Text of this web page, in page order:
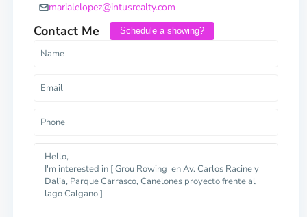
marialelopez@intusrealty.com
Contact Me Schedule a showing?